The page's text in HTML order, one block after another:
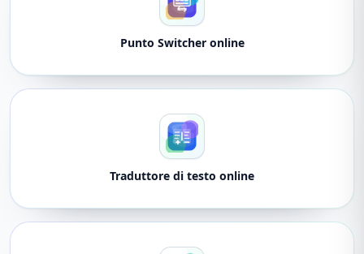
Punto Switcher online
Traduttore di testo online